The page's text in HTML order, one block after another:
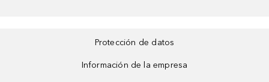
Protección de datos
Información de la empresa